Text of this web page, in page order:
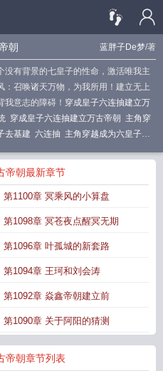
蓝胖子De梦/著
朝
有背景的七皇子的性命，激活唯我主
召唤诸天万物，为我所用！建立无上
意志的障碍！ 穿成皇子六连抽建立万
穿成皇子六连抽建立万古帝朝 主角穿
去基建 六连抽 主角穿越成为六皇子签
成六皇子获得签到系统
帝朝最新章节
第1100章 冥乘风的小算盘
第1098章 冥苍夜点醒冥无期
第1096章 叶孤城的新套路
第1094章 王珂和刘会涛
第1092章 焱鑫帝朝建立前
第1090章 关于阿阳的猜测
帝朝章节列表